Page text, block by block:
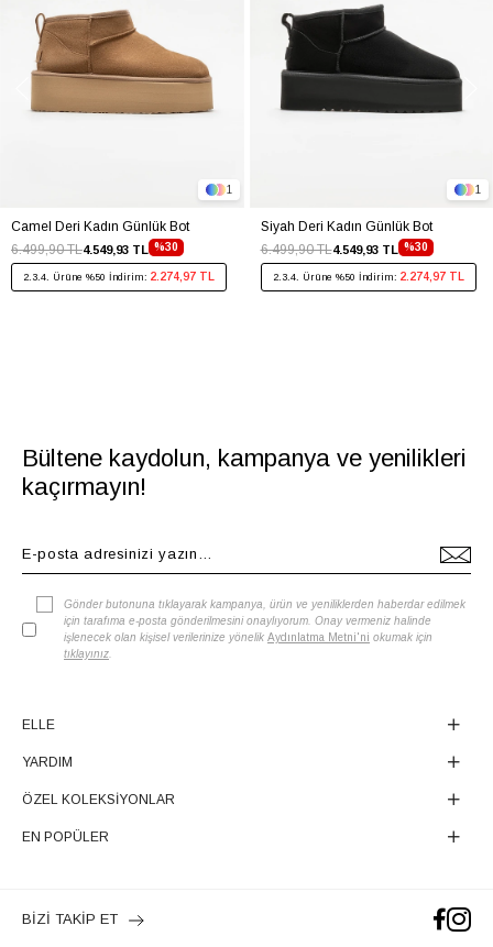
Camel Deri Kadın Günlük Bot
%30
4.549,93 TL
6.499,90 TL
2.3.4. Ürüne %50 İndirim: 2.274,97 TL
1
Siyah Deri Kadın Günlük Bot
%30
4.549,93 TL
6.499,90 TL
2.3.4. Ürüne %50 İndirim: 2.274,97 TL
1
Bültene kaydolun, kampanya ve yenilikleri
kaçırmayın!
Gönder butonuna tıklayarak kampanya, ürün ve yeniliklerden haberdar edilmek
için tarafıma e-posta gönderilmesini onaylıyorum. Onay vermeniz halinde
işlenecek olan kişisel verilerinize yönelik Aydınlatma Metni'ni okumak için
tıklayınız
ELLE
YARDIM
ÖZEL KOLEKSİYONLAR
EN POPÜLER
BİZİ TAKİP ET